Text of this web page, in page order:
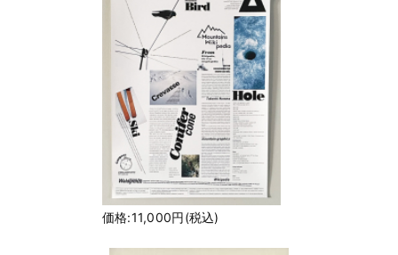
価格:11,000円(税込)